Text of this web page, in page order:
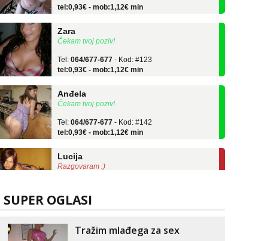
Čekam tvoj poziv!
064/677-677
tel:0,93€ - mob:1,12€ min
Čekam tvoj poziv!
064/677-677
tel:0,93€ - mob:1,12€ min
Razgovaram :)
064/677-677
Čekam tvoj poziv!
SUPER OGLASI
Tražim mlađega za sex